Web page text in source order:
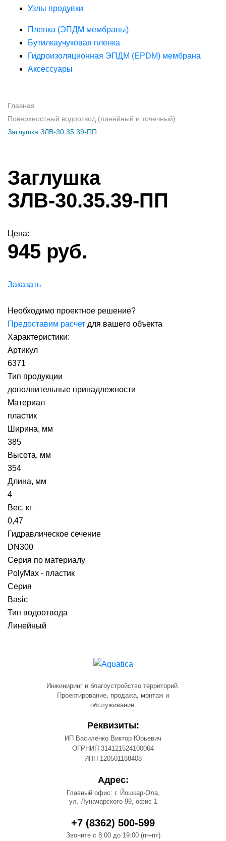
Узлы продувки
Пленка (ЭПДМ мембраны)
Бутилкаучуковая пленка
Гидроизоляционная ЭПДМ (EPDM) мембрана
Аксессуары
Главная
Поверхностный водоотвод (линейный и точечный)
Заглушка ЗЛВ-30.35.39-ПП
Заглушка
ЗЛВ-30.35.39-ПП
Цена:
945 руб.
Заказать
Необходимо проектное решение?
Предоставим расчет для вашего объекта
Характеристики:
Артикул
6371
Тип продукции
дополнительные принадлежности
Материал
пластик
Ширина, мм
385
Высота, мм
354
Длина, мм
4
Вес, кг
0,47
Гидравлическое сечение
DN300
Серия по материалу
PolyMax - пластик
Серия
Basic
Тип водоотвода
Линейный
Инжиниринг и благоустройство территорий.
Проектирование, продажа, монтаж и
обслуживание.
Реквизиты:
ИП Василенко Виктор Юрьевич
ОГРНИП 314121524100064
ИНН 120501188408
Адрес:
Главный офис: г. Йошкар-Ола,
ул. Луначарского 99, офис 1
+7 (8362) 500-599
Звоните с 8:00 до 19:00 (пн-пт)